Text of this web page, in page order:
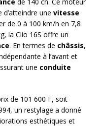
une vitesse
de 0 à 100 km/h en 7,8
la Clio 16S offre un
. En termes de châssis,
à l’avant et
une conduite
de 101 600 F, soit
un restylage a donné
esthétiques et